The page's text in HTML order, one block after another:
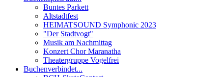
Buntes Parkett
Altstadtfest
HEIMATSOUND Symphonic 2023
"Der Stadtvogt"
Musik am Nachmittag
Konzert Chor Maranatha
Theatergruppe Vogelfrei
Buchenverbindet...